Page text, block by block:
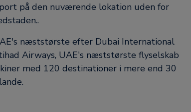
på den nuværende lokation uden for
næststørste efter Dubai International
Airways, UAE's næststørste flyselskab
med 120 destinationer i mere end 30
lande.